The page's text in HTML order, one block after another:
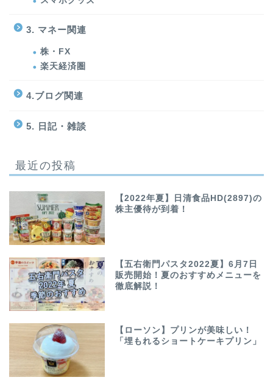
3. マネー関連
株・FX
楽天経済圏
4.ブログ関連
5. 日記・雑談
最近の投稿
【2022年夏】日清食品HD(2897)の
株主優待が到着！
【五右衛門パスタ2022夏】6月7日
販売開始！夏のおすすめメニューを
徹底解説！
【ローソン】プリンが美味しい！
「埋もれるショートケーキプリン」